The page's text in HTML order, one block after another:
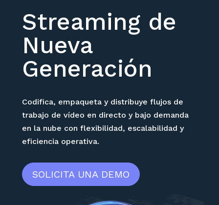
Streaming de
Nueva
Generación
Codifica, empaqueta y distribuye flujos de
trabajo de vídeo en directo y bajo demanda
en la nube con flexibilidad, escalabilidad y
eficiencia operativa.
SOLICITA UNA DEMO